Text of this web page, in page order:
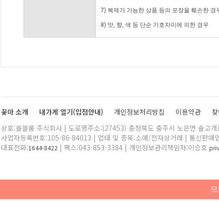
7) 복제가 가능한 상품 등의 포장을 훼손한 경
8) 맛, 향, 색 등 단순 기호차이에 의한 경우
꽃마 소개 내가게 열기(입점안내) 개인정보처리방침 이용약관
상호:올블룸 주식회사 | 도로명주소:(27453) 충청북도 충주시 노은면 솔고
사업자등록번호:105-86-84013 | 업태 및 종목:소매/전자상거래 | 통신판매
대표전화:1644-8422 | 팩스:043-853-3384 | 개인정보관리책임자:이승호